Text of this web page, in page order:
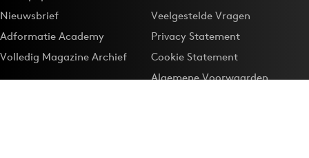
Nieuwsbrief
Adformatie Academy
Volledig Magazine Archief
Veelgestelde Vragen
Privacy Statement
Cookie Statement
Algemene Voorwaarden